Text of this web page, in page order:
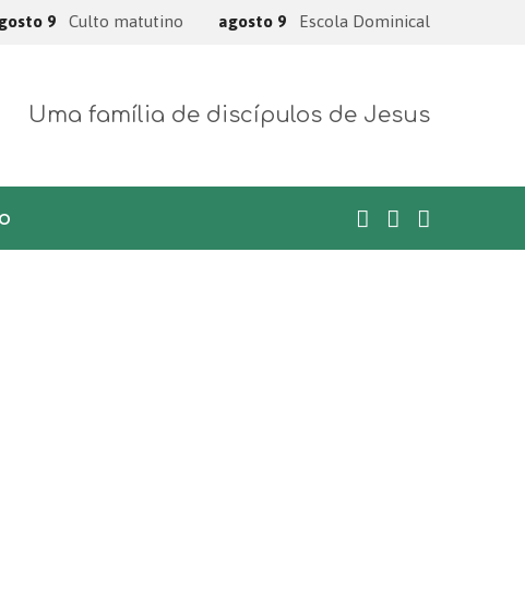
9 Culto matutino agosto 9 Escola Dominical
Uma família de discípulos de Jesus